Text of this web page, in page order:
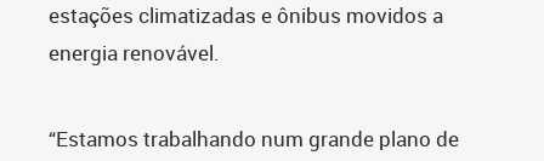
estações climatizadas e ônibus movidos a
energia renovável.
“Estamos trabalhando num grande plano de